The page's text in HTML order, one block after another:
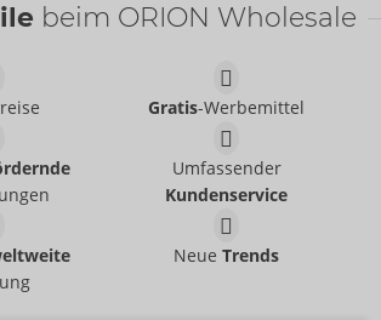
Brand
Anal Spreader Deluxe
fetish collection- ORION Brand
50054850000
129,00 €
Brand
Lack-Laken Glossy
beim ORION Wholesale
Gratis-Werbemittel
Umfassender
Kundenservice
NeueTrends